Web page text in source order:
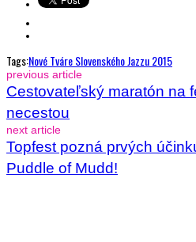
Tags:Nové Tváre Slovenského Jazzu 2015
previous article
Cestovateľský maratón na
necestou
next article
Topfest pozná prvých
Puddle of Mudd!